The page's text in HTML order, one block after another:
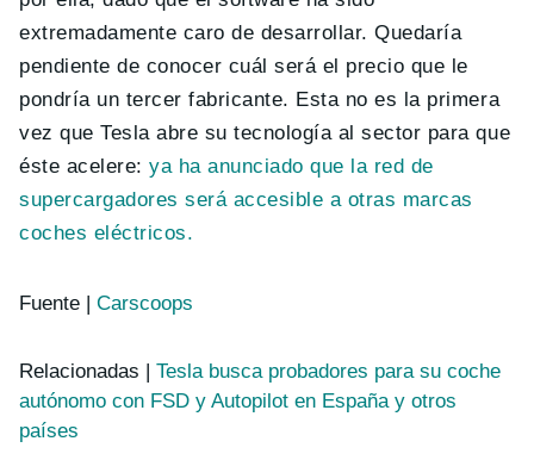
extremadamente caro de desarrollar. Quedaría
pendiente de conocer cuál será el precio que le
pondría un tercer fabricante. Esta no es la primera
vez que Tesla abre su tecnología al sector para que
éste acelere:ya ha anunciado que la red de
supercargadores será accesible a otras marcas
coches eléctricos.
Fuente | Carscoops
Relacionadas | Tesla busca probadores para su coche
autónomo con FSD y Autopilot en España y otros
países